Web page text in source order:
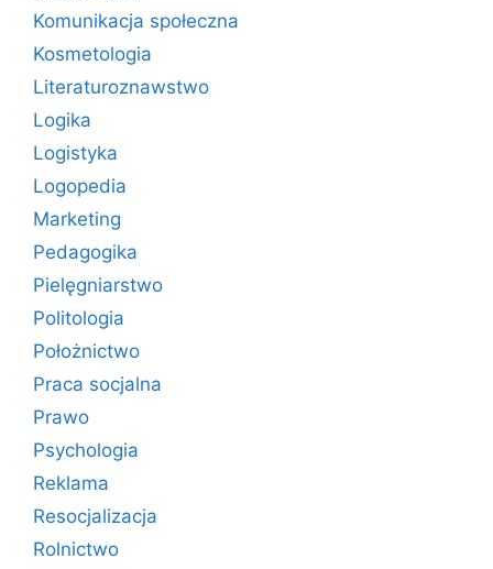
Komunikacja społeczna
Kosmetologia
Literaturoznawstwo
Logika
Logistyka
Logopedia
Marketing
Pedagogika
Pielęgniarstwo
Politologia
Położnictwo
Praca socjalna
Prawo
Psychologia
Reklama
Resocjalizacja
Rolnictwo